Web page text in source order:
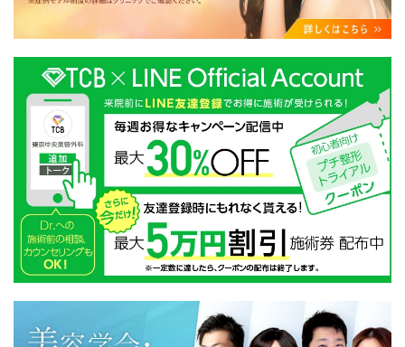
・医療サービスの提供に関する他の医療機関、検査機関
及び研究機関との連携のため
・サービス向上を目的とした医療サービス・販売する医
療関連商品に関する患者様へのアンケートの送受信及び
これに付随する諸対応のため
・Cookie等の技術を用いたアクセス履歴、閲覧記録等に
関する情報の収集、分析
・閲覧記録等から趣味・嗜好を分析した情報を使用して
の広告に利用するため
・お問い合わせ又はご意見の内容確認及びその対応のた
め
・患者様のサービス利用状況の分析及び症例研究のため
・広告、宣伝、マーケティングのため